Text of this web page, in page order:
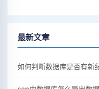
最新文章
如何判断数据库是否有新